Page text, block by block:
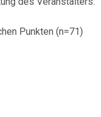
Punkten (n=71)